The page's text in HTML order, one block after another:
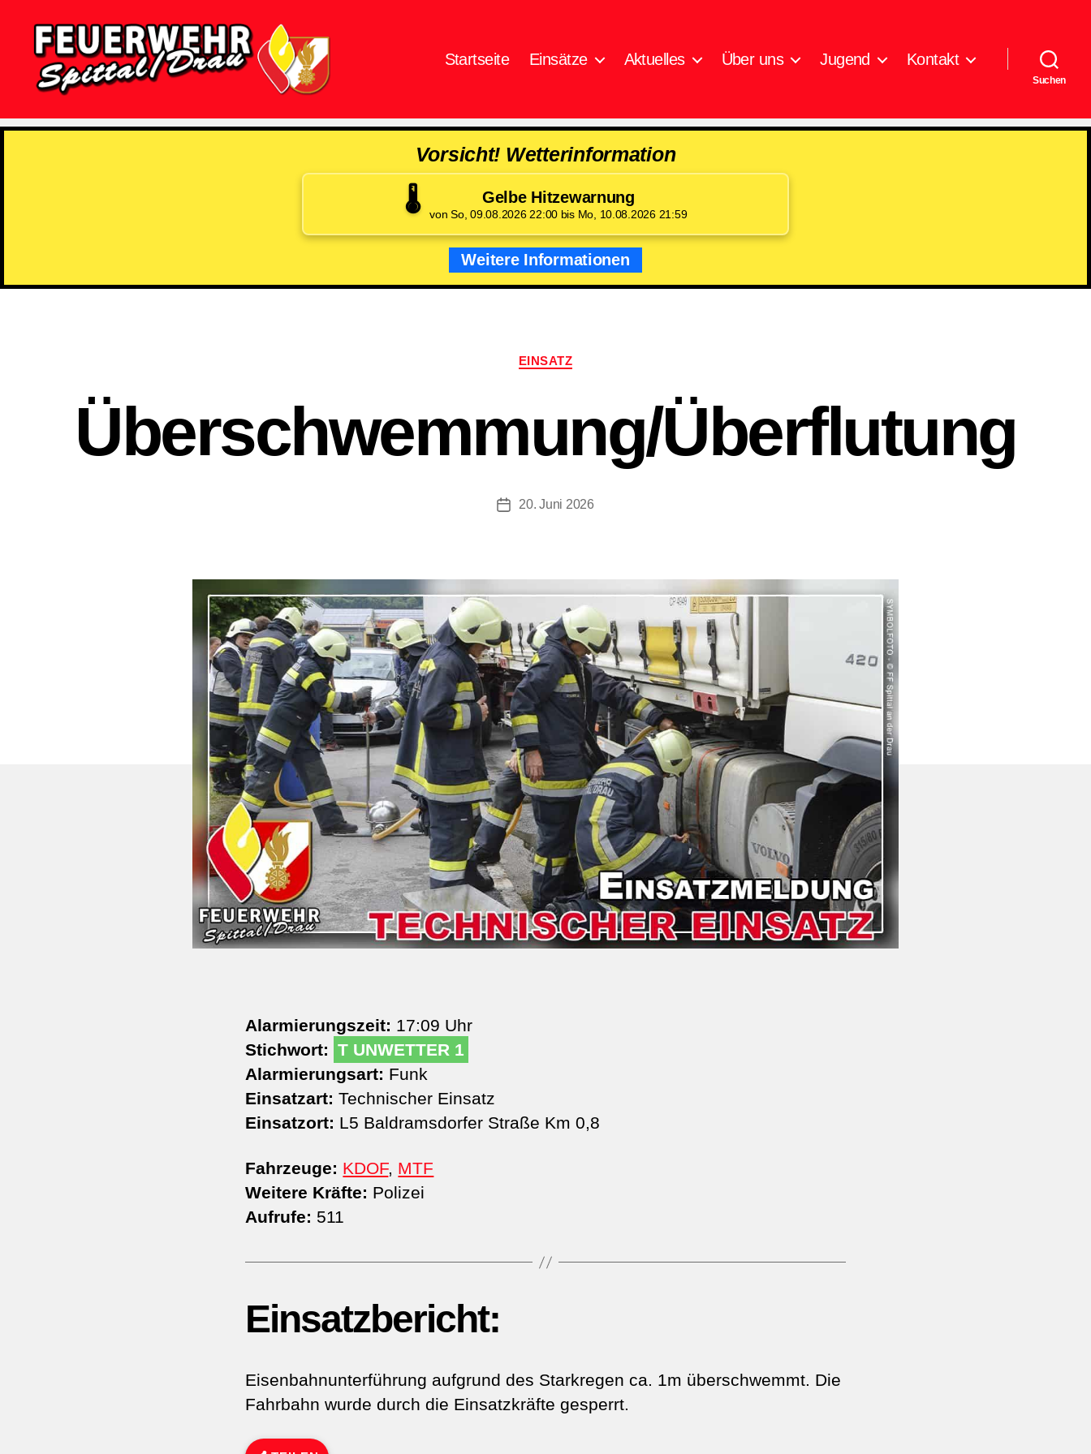
Spittal/Drau
Startseite Einsätze Aktuelles Über uns Jugend Kontakt
Suchen
Vorsicht! Wetterinformation
🌡️ Gelbe Hitzewarnung
von So, 09.08.2026 22:00 bis Mo, 10.08.2026 21:59
Weitere Informationen
Kategorien
EINSATZ
Überschwemmung/Überflutung
Beitragsdatum
20. Juni 2026
Alarmierungszeit: 17:09 Uhr
Stichwort: T UNWETTER 1
Alarmierungsart: Funk
Einsatzart: Technischer Einsatz
Einsatzort: L5 Baldramsdorfer Straße Km 0,8
Fahrzeuge: KDOF, MTF
Weitere Kräfte: Polizei
Aufrufe: 511
Einsatzbericht:
Eisenbahnunterführung aufgrund des Starkregen ca. 1m überschwemmt. Die
Fahrbahn wurde durch die Einsatzkräfte gesperrt.